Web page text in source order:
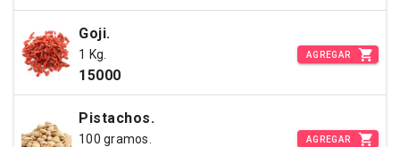
Goji.
1 Kg.
15000
AGREGAR
Pistachos.
100 gramos. AGREGAR